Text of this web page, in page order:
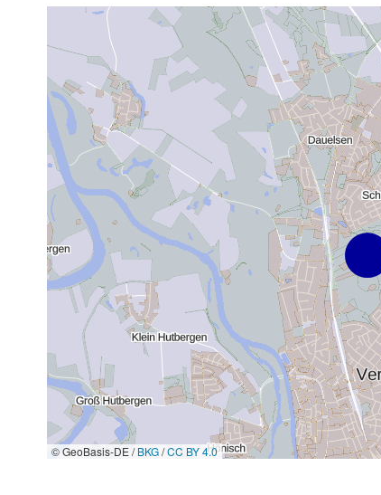
© GeoBasis-DE /BKG/CC BY 4.0